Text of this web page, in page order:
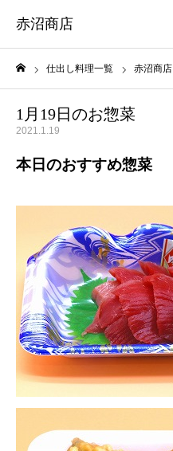
赤沼商店
仕出し料理一覧 赤沼商店
1月19日のお惣菜
2021.1.19
本日のおすすめ惣菜